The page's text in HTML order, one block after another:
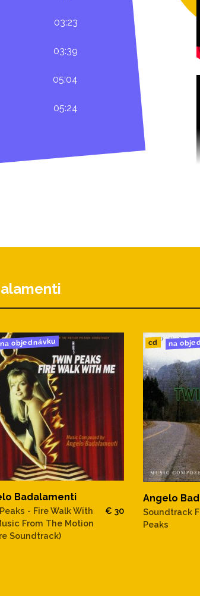
03:23
03:39
05:04
05:24
na objednávku
Badalamenti
- Fire Walk With
From The Motion
Soundtrack)
€ 30
cd na
Angelo
Soundtrack
Peaks